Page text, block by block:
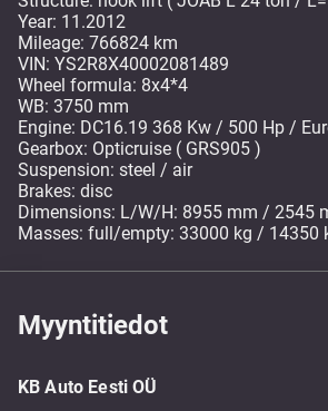
Year: 11.2012
Mileage: 766824 km
VIN: YS2R8X40002081489
Wheel formula: 8x4*4
WB: 3750 mm
Engine: DC16.19 368 Kw / 500 Hp /
Gearbox: Opticruise ( GRS905 )
Suspension: steel / air
Brakes: disc
Dimensions: L/W/H: 8955 mm / 2545
Masses: full/empty: 33000 kg / 14350
Myyntitiedot
KB Auto Eesti OÜ